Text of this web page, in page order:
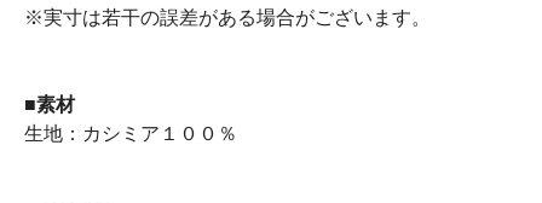
※実寸は若干の誤差がある場合がございます。
■素材
生地：カシミア１００％